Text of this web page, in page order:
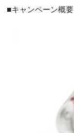
■キャンペーン概要